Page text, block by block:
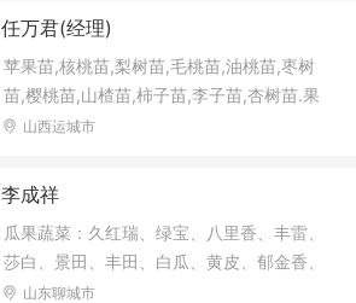
服务；食品生产。
任万君(经理)
苹果苗,核桃苗,梨树苗,毛桃苗,油桃苗,枣树
苗,樱桃苗,山楂苗,柿子苗,李子苗,杏树苗.果
树实生苗：海棠苗，杜梨苗，山桃苗，山杏
山西运城市
李成祥
瓜果蔬菜：久红瑞、绿宝、八里香、丰雷、
莎白、景田、丰田、白瓜、黄皮、郁金香、
网纹、哈密瓜、花蕾、羊角脆、长香玉、西
山东聊城市